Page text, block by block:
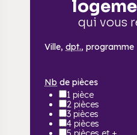
qui vous
Ville, dpt., programme
Nb de pièces
1 pièce
2 pièces
3 pièces
4 pièces